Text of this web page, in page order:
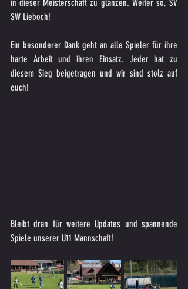
in dieser Meisterschaft zu glänzen. Weiter so, SV
SW Lieboch!
Ein besonderer Dank geht an alle Spieler für ihre
harte Arbeit und ihren Einsatz. Jeder hat zu
diesem Sieg beigetragen und wir sind stolz auf
euch!
Bleibt dran für weitere Updates und spannende
Spiele unserer U11 Mannschaft!